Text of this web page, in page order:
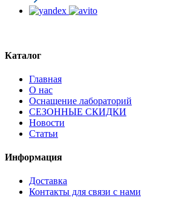
Каталог
Главная
О нас
Оснащение лабораторий
СЕЗОННЫЕ СКИДКИ
Новости
Статьи
Информация
Доставка
Контакты для связи с нами